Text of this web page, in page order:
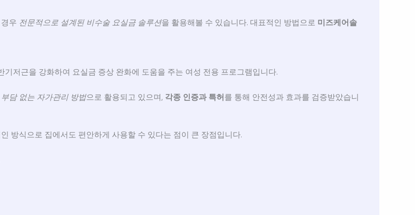
우 전문적으로 설계된 비수술 요실금 솔루션을 활용해볼 수 있습니다. 대표적인 방법으로 미즈케어솔
저근을 강화하여 요실금 증상 완화에 도움을 주는 여성 전용 프로그램입니다.
부담 없는 자가관리 방법으로 활용되고 있으며, 각종 인증과 특허를 통해 안전성과 효과를 검증받았습니
방식으로 집에서도 편안하게 사용할 수 있다는 점이 큰 장점입니다.